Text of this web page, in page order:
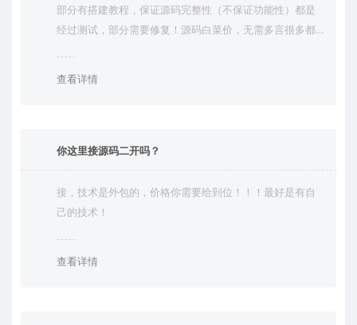
部分有搭建教程，保证源码完整性（不保证功能性）都是
经过测试，部分需要修复！源码白菜价，无需多言很多都
查看详情
你这里接源码二开吗？
接，技术是外包的，价格你需要给到位！！！最好是有自
己的技术！
查看详情